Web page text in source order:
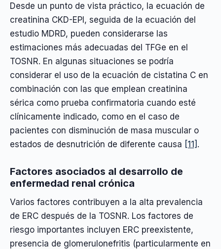
Desde un punto de vista práctico, la ecuación de
creatinina CKD-EPI, seguida de la ecuación del
estudio MDRD, pueden considerarse las
estimaciones más adecuadas del TFGe en el
TOSNR. En algunas situaciones se podría
considerar el uso de la ecuación de cistatina C en
combinación con las que emplean creatinina
sérica como prueba confirmatoria cuando esté
clínicamente indicado, como en el caso de
pacientes con disminución de masa muscular o
estados de desnutrición de diferente causa [11] .
Factores asociados al desarrollo de
enfermedad renal crónica
Varios factores contribuyen a la alta prevalencia
de ERC después de la TOSNR. Los factores de
riesgo importantes incluyen ERC preexistente,
presencia de glomerulonefritis (particularmente en